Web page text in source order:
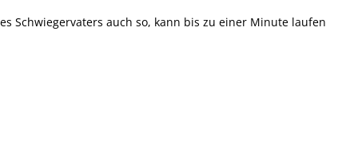
Schwiegervaters auch so, kann bis zu einer Minute laufen